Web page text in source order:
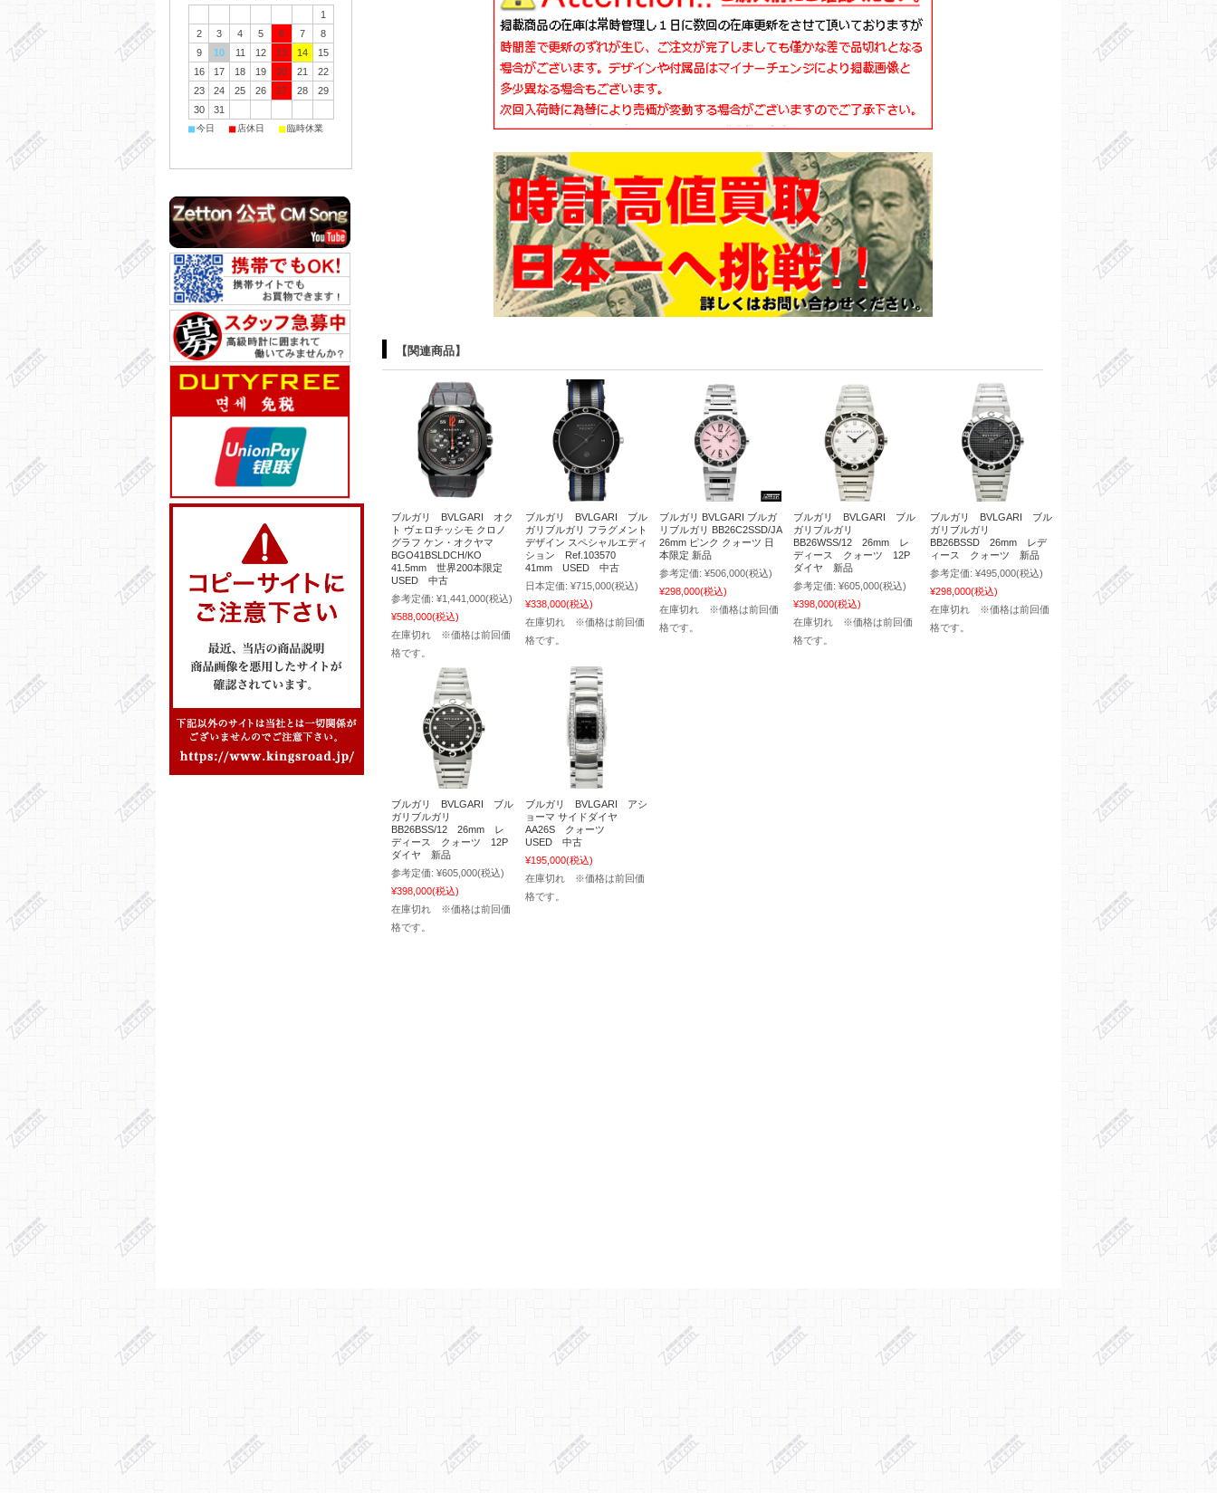
【関連商品】
ブルガリ BVLGARI オク
ト ヴェロチッシモ クロノ
グラフ ケン・オクヤマ
BGO41BSLDCH/KO
41.5mm 世界200本限定
USED 中古
参考定価: ¥1,441,000(税込)
¥588,000(税込)
在庫切れ ※価格は前回価
格です。
ブルガリ BVLGARI ブル
ガリブルガリ フラグメント
デザイン スペシャルエディ
ション Ref.103570
41mm USED 中古
日本定価: ¥715,000(税込)
¥338,000(税込)
在庫切れ ※価格は前回価
格です。
ブルガリ BVLGARI ブルガ
リブルガリ BB26C2SSD/JA
26mm ピンク クォーツ 日
本限定 新品
参考定価: ¥506,000(税込)
¥298,000(税込)
在庫切れ ※価格は前回価
格です。
ブルガリ BVLGARI ブル
ガリブルガリ
BB26WSS/12 26mm レ
ディース クォーツ 12P
ダイヤ 新品
参考定価: ¥605,000(税込)
¥398,000(税込)
在庫切れ ※価格は前回価
格です。
ブルガリ BVLGARI ブル
ガリブルガリ
BB26BSSD 26mm レデ
ィース クォーツ 新品
参考定価: ¥495,000(税込)
¥298,000(税込)
在庫切れ ※価格は前回価
格です。
ブルガリ BVLGARI ブル
ガリブルガリ
BB26BSS/12 26mm レ
ディース クォーツ 12P
ダイヤ 新品
参考定価: ¥605,000(税込)
¥398,000(税込)
在庫切れ ※価格は前回価
格です。
ブルガリ BVLGARI アシ
ョーマ サイドダイヤ
AA26S クォーツ
USED 中古
¥195,000(税込)
在庫切れ ※価格は前回価
格です。
1
2
3 4 5 6 7
8
9
10 11 12 13 14
15
16
17 18 19 20 21
22
23
24 25 26 27 28
29
30
31
■今日 ■ 店休日 ■臨時休業